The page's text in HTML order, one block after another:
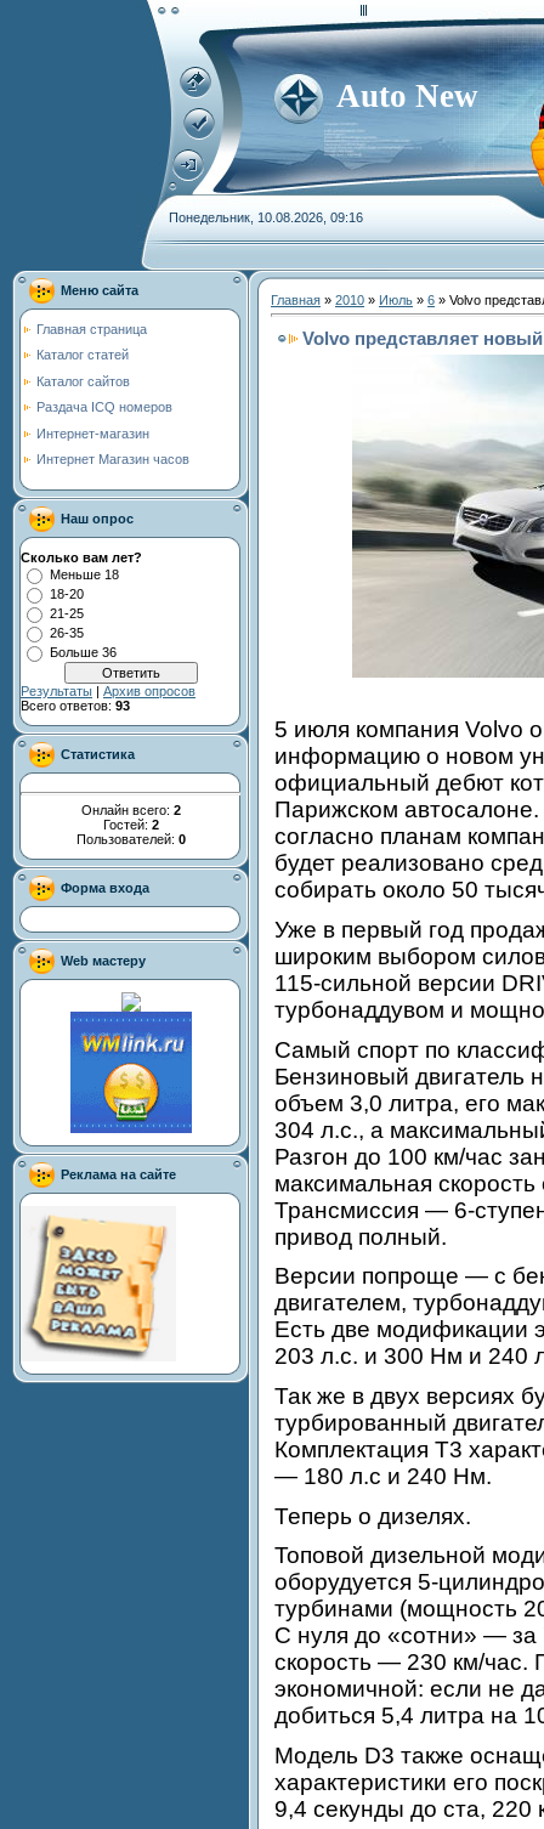
Auto New
Понедельник, 10.08.2026, 09:16
Меню сайта
Главная страница
Каталог статей
Каталог сайтов
Раздача ICQ номеров
Интернет-магазин
Интернет Магазин часов
Наш опрос
Сколько вам лет?
Меньше 18
18-20
21-25
26-35
Больше 36
Результаты | Архив опросов
Всего ответов: 93
Статистика
Онлайн всего: 2
Гостей: 2
Пользователей: 0
Форма входа
Web мастеру
Реклама на сайте
Главная » 2010 » Июль » 6 » Volvo
Volvo представляет
5 июля компания Volvo
информацию о новом
официальный дебют
Парижском
согласно планам
будет реализовано
собирать около 50
Уже в первый год
широким выбором
115-сильной версии
турбонаддувом и
Самый спорт по
Бензиновый двигатель
объем 3,0 литра, его
304 л.с., а
Разгон до 100 км/час
максимальная
Трансмиссия — 6-
привод полный.
Версии попроще — с
двигателем,
Есть две модификации
203 л.с. и 300 Нм и 240
Так же в двух версиях
турбированный
Комплектация T3
— 180 л.с и 240 Нм.
Теперь о дизелях.
Топовой дизельной
оборудуется 5-
турбинами (мощность
С нуля до «сотни» — за
скорость — 230 км/
экономичной: если не
добиться 5,4 литра на
Модель D3 также
характеристики его
9,4 секунды до ста, 220